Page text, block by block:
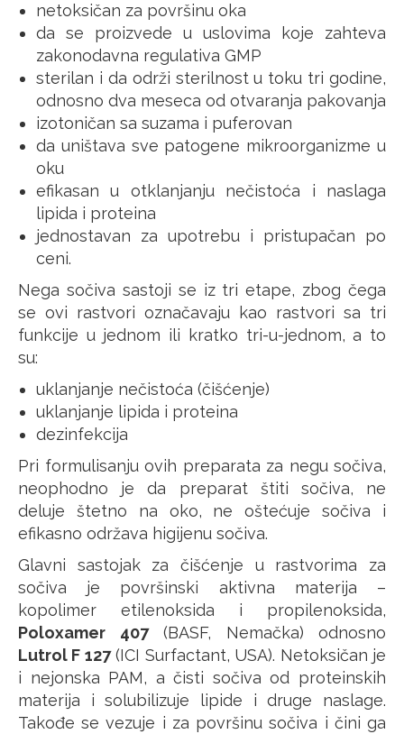
netoksičan za površinu oka
da se proizvede u uslovima koje zahteva
zakonodavna regulativa GMP
sterilan i da održi sterilnost u toku tri godine,
odnosno dva meseca od otvaranja pakovanja
izotoničan sa suzama i puferovan
da uništava sve patogene mikroorganizme u
oku
efikasan u otklanjanju nečistoća i naslaga
lipida i proteina
jednostavan za upotrebu i pristupačan po
ceni.
Nega sočiva sastoji se iz tri etape, zbog čega
se ovi rastvori označavaju kao rastvori sa tri
funkcije u jednom ili kratko tri-u-jednom, a to
su:
uklanjanje nečistoća (čišćenje)
uklanjanje lipida i proteina
dezinfekcija
Pri formulisanju ovih preparata za negu sočiva,
neophodno je da preparat štiti sočiva, ne
deluje štetno na oko, ne oštećuje sočiva i
efikasno održava higijenu sočiva.
Glavni sastojak za čišćenje u rastvorima za
sočiva je površinski aktivna materija –
kopolimer etilenoksida i propilenoksida,
Poloxamer 407(BASF, Nemačka) odnosno
Lutrol F 127(ICI Surfactant, USA). Netoksičan je
i nejonska PAM, a čisti sočiva od proteinskih
materija i solubilizuje lipide i druge naslage.
Takođe se vezuje i za površinu sočiva i čini ga